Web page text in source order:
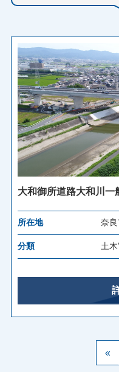
大和御所道路大和川
所在地 奈
分類 土
«